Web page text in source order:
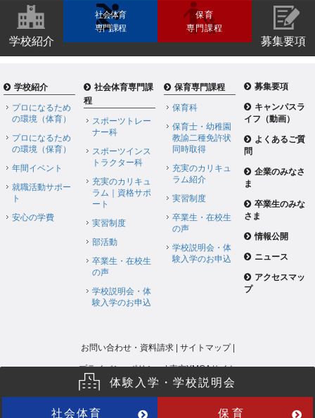
学校紹介
社会体育
専門課程
保育
専門課程
募集要項
体験入学・学校説明会
社会体育 保育
学校紹介
プロになるため
の環境（体育）
プロになるため
の環境（保育）
年間イベント
就職活動サポー
ト
安心の学費
社会体育専門課
程
スポーツトレー
ナー科
スポーツインス
トラクター科
充実のカリキュ
ラム｜資格サポ
ート
実習制度
部活動
卒業生・在校生
の声
学校説明会・体
験入学のお申込
保育専門課程
保育科
保育士・幼稚園
教諭二種免許状
同時取得
充実のカリキュ
ラム紹介
実習制度
卒業生・在校生
の声
学校説明会・体
験入学のお申込
募集要項
キャンパスラ
イフ（動画）
よくあるご質
問
企業のみなさ
ま
卒業生のみな
さま
情報公開
ニュース
アクセスマッ
プ
お問い合わせ・資料請求| サイトマップ|
プライバシーポリシー|東京YMCAサイト